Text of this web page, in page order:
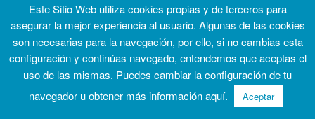
info@editorialjuventud.es
Condiciones
Política de
privacidad
Política de
Este Sitio Web utiliza cookies propias y de terceros para
asegurar la mejor experiencia al usuario. Algunas de las cookies
son necesarias para la navegación, por ello, si no cambias esta
configuración y continúas navegado, entendemos que aceptas el
uso de las mismas. Puedes cambiar la configuración de tu
navegador u obtener más informaciónaquí. Aceptar